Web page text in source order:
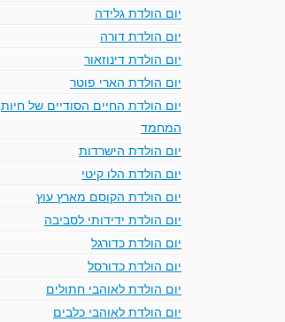
יום הולדת גלידה
יום הולדת דורה
יום הולדת דינוזאור
יום הולדת הארי פוטר
יום הולדת החיים הסודיים של חיות
המחמד
יום הולדת הישרדות
יום הולדת הלו קיטי
יום הולדת הקוסם מארץ עוץ
יום הולדת ידידותי לסביבה
יום הולדת כדורגל
יום הולדת כדורסל
יום הולדת לאוהבי חתולים
יום הולדת לאוהבי כלבים